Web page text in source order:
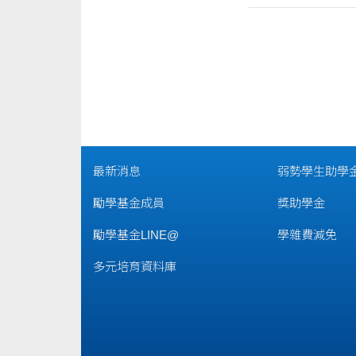
最新消息
勵學基金成員
勵學基金LINE@
多元培育資料庫
弱勢學生助學
獎助學金
學雜費減免